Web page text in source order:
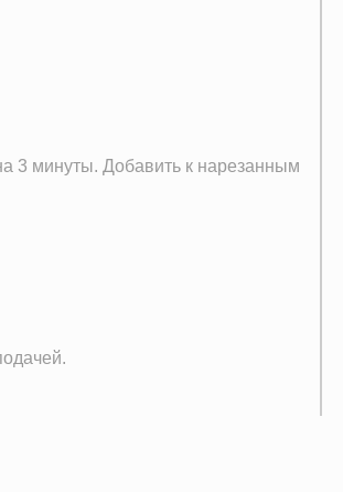
3 минуты. Добавить к нарезанным